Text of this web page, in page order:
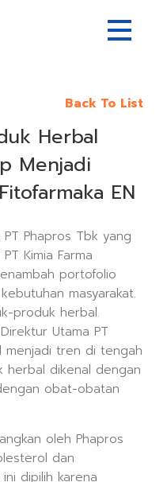
Back To List
Herbal
Menjadi
EN
PT Phapros Tbk yang
Kimia Farma
portofolio
masyarakat.
produk herbal.
Utama PT
menjadi tren di tengah
herbal dikenal dengan
obat-obatan
oleh Phapros
dan
dipilih karena